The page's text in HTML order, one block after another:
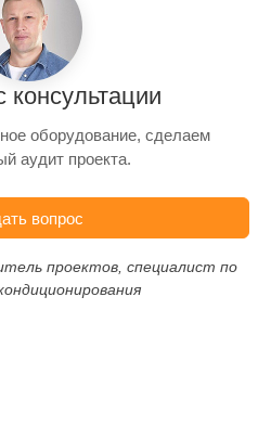
консультации
оборудование, сделаем
аудит проекта.
вопрос
проектов, специалист по